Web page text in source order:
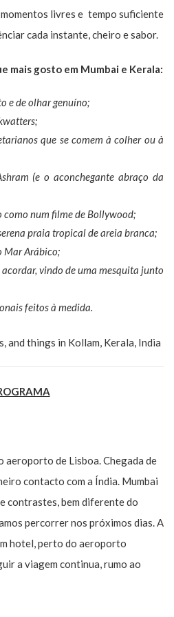
momentos livres e tempo suficiente
cada instante, cheiro e sabor.
mais gosto em Mumbai e Kerala:
e de olhar genuíno;
que se comem à colher ou à
(e o aconchegante abraço da
como num filme de Bollywood;
praia tropical de areia branca;
Mar Arábico;
vindo de uma mesquita junto
feitos à medida.
aeroporto de Lisboa. Chegada de
contacto com a Índia. Mumbai
contrastes, bem diferente do
percorrer nos próximos dias. A
hotel, perto do aeroporto
a viagem continua, rumo ao